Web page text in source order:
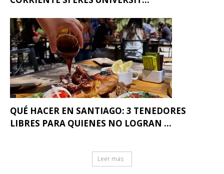
QUÉ HACER EN SANTIAGO: 3 TENEDORES
LIBRES PARA QUIENES NO LOGRAN ...
Leer mas